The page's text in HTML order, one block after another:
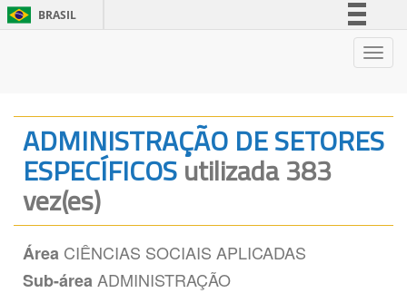
BRASIL
Legislação
Canais
ADMINISTRAÇÃO DE SETORES
ESPECÍFICOSutilizada 383
vez(es)
Área CIÊNCIAS SOCIAIS APLICADAS
Sub-área ADMINISTRAÇÃO